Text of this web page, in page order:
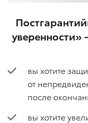
вы хотите
от
после
вы хотите